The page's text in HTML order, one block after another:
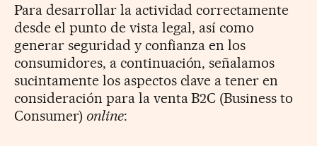
Para desarrollar la actividad correctamente
desde el punto de vista legal, así como
generar seguridad y confianza en los
consumidores, a continuación, señalamos
sucintamente los aspectos clave a tener en
consideración para la venta B2C (Business to
Consumer) online: